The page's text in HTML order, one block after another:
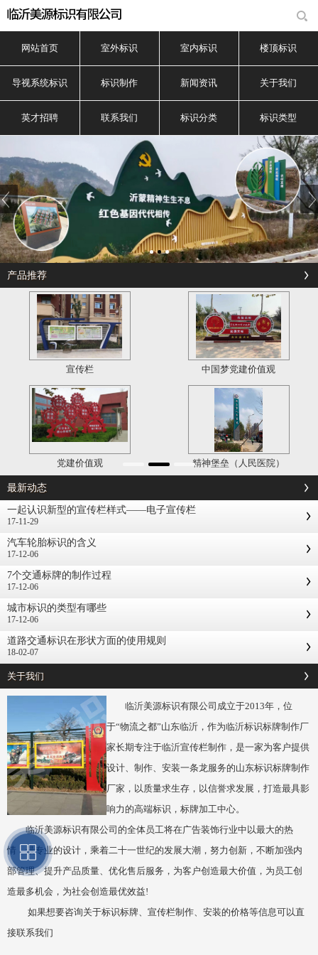
网站首页 室外标识 室内标识 楼顶标识
导视系统标识 标识制作 新闻资讯 关于我们
英才招聘 联系我们 标识分类 标识类型
产品推荐
宣传栏 中国梦党建价值观
党建价值观 精神堡垒（人民医院）
最新动态
一起认识新型的宣传栏样式——电子宣传栏
17-11-29
汽车轮胎标识的含义
17-12-06
7个交通标牌的制作过程
17-12-06
城市标识的类型有哪些
17-12-06
道路交通标识在形状方面的使用规则
18-02-07
关于我们
临沂美源标识有限公司成立于2013年，位
于“物流之都”山东临沂，作为临沂标识标牌制作厂
家长期专注于临沂宣传栏制作，是一家为客户提供
设计、制作、安装一条龙服务的山东标识标牌制作
厂家，以质量求生存，以信誉求发展，打造最具影
响力的高端标识，标牌加工中心。
临沂美源标识有限公司的全体员工将在广告装饰行业中以最大的热
情，最专业的设计，乘着二十一世纪的发展大潮，努力创新，不断加强内
部管理、提升产品质量、优化售后服务，为客户创造最大价值，为员工创
造最多机会，为社会创造最优效益!
如果想要咨询关于标识标牌、宣传栏制作、安装的价格等信息可以直
接联系我们